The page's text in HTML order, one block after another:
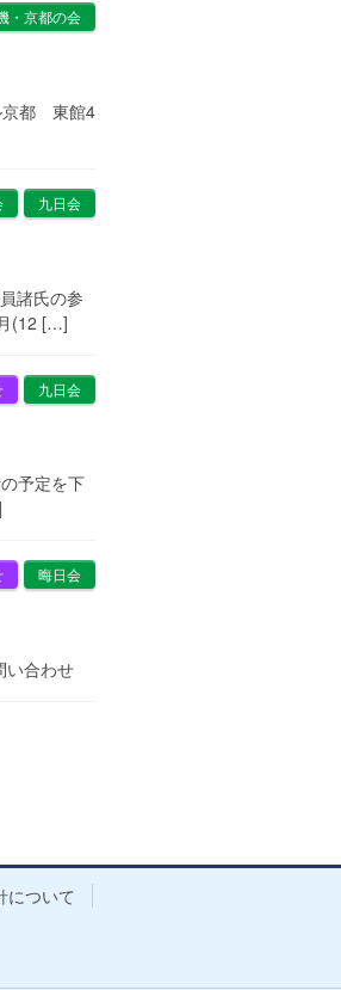
・京都の会
京都 東館4
九日会
諸氏の参
(12 […]
九日会
予定を下
晦日会
い合わせ
について